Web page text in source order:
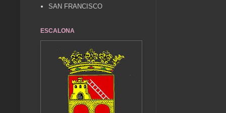
SAN FRANCISCO
ESCALONA